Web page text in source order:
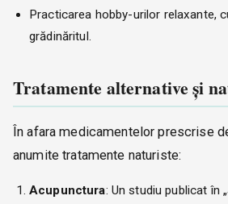
Practicarea hobby-urilor relaxante,
grădinăritul.
Tratamente alternative și
În afara medicamentelor prescrise
anumite tratamente naturiste:
Acupunctura: Un studiu publicat în